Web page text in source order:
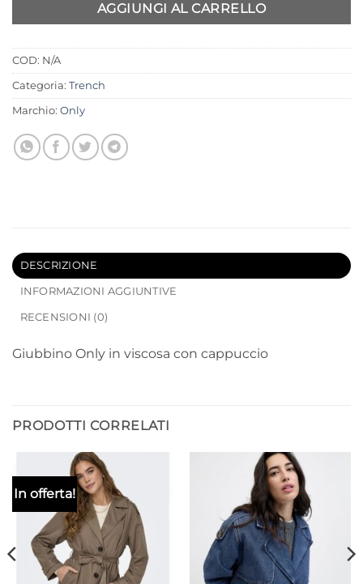
AGGIUNGI AL CARRELLO
COD: N/A
Categoria: Trench
Marchio: Only
DESCRIZIONE
INFORMAZIONI AGGIUNTIVE
RECENSIONI (0)
Giubbino Only in viscosa con cappuccio
PRODOTTI CORRELATI
In offerta!